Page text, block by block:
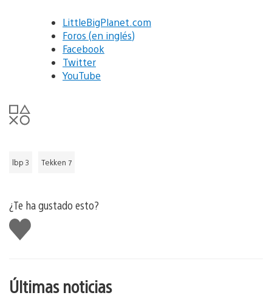
LittleBigPlanet.com
Foros (en inglés)
Facebook
Twitter
YouTube
lbp 3 Tekken 7
¿Te ha gustado esto?
Me
gusta
Últimas noticias